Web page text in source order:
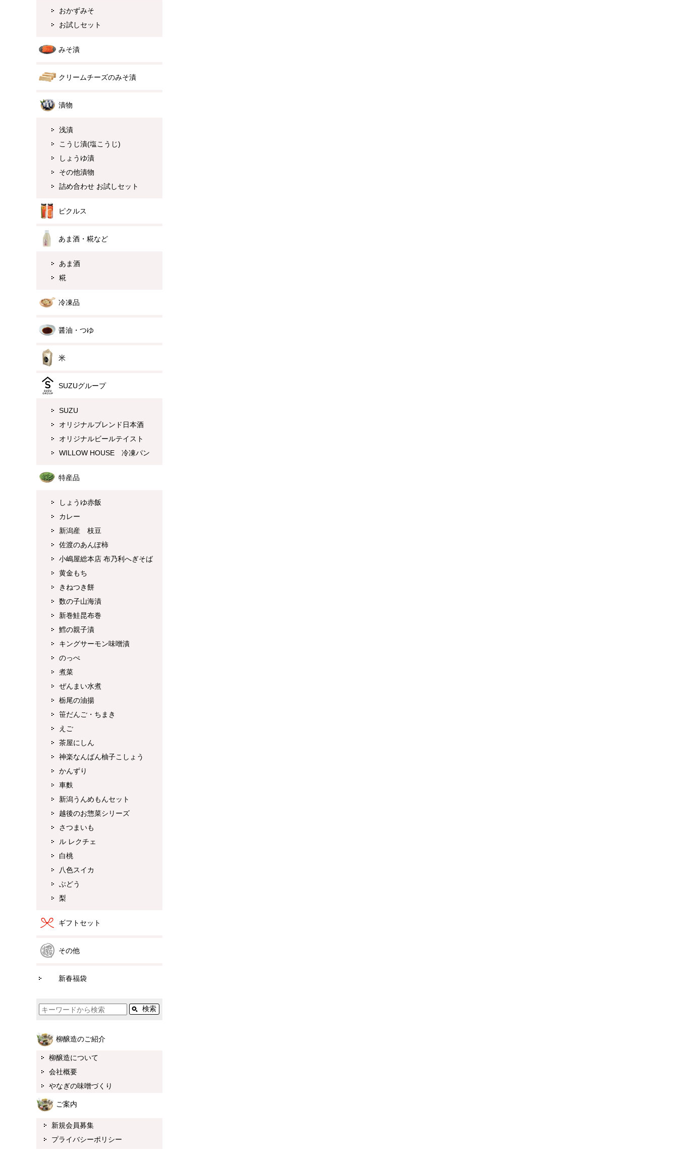
おかずみそ
お試しセット
みそ漬
クリームチーズのみそ漬
漬物
浅漬
こうじ漬(塩こうじ)
しょうゆ漬
その他漬物
詰め合わせ お試しセット
ピクルス
あま酒・糀など
あま酒
糀
冷凍品
醤油・つゆ
米
SUZUグループ
SUZU
オリジナルブレンド日本酒
オリジナルビールテイスト
WILLOW HOUSE 冷凍パン
特産品
しょうゆ赤飯
カレー
新潟産 枝豆
佐渡のあんぽ柿
小嶋屋総本店 布乃利へぎそば
黄金もち
きねつき餅
数の子山海漬
新巻鮭昆布巻
鱈の親子漬
キングサーモン味噌漬
のっぺ
煮菜
ぜんまい水煮
栃尾の油揚
笹だんご・ちまき
えご
茶屋にしん
神楽なんばん柚子こしょう
かんずり
車麩
新潟うんめもんセット
越後のお惣菜シリーズ
さつまいも
ル レクチェ
白桃
八色スイカ
ぶどう
梨
ギフトセット
その他
新春福袋
柳醸造のご紹介
柳醸造について
会社概要
やなぎの味噌づくり
ご案内
新規会員募集
プライバシーポリシー